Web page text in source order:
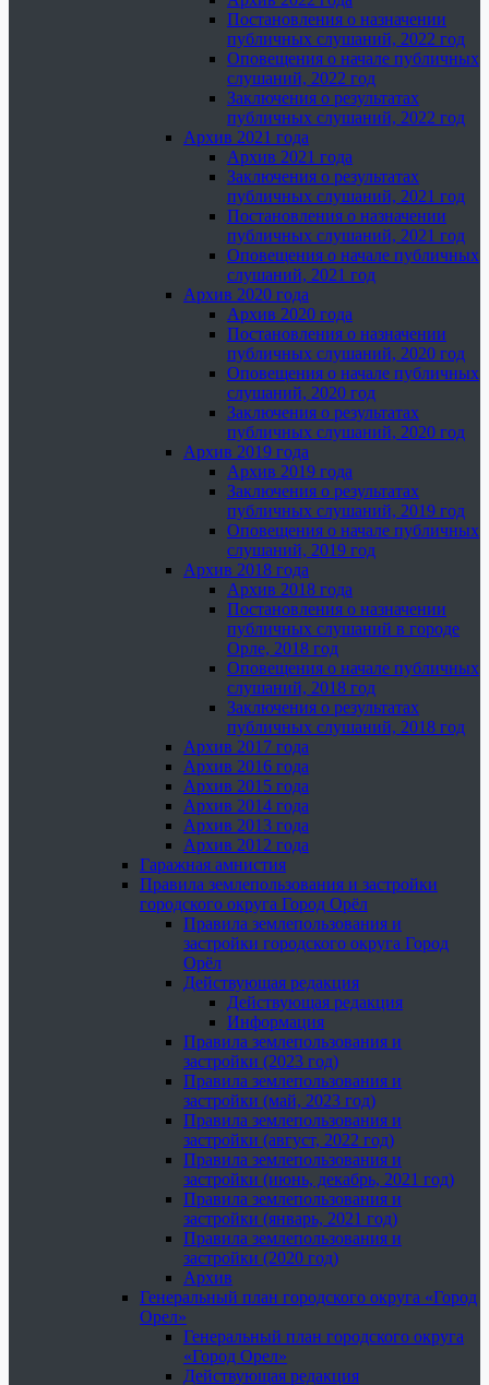
Постановления о назначении
публичных слушаний, 2022 год
Оповещения о начале публичных
слушаний, 2022 год
Заключения о результатах
публичных слушаний, 2022 год
Архив 2021 года
Архив 2021 года
Заключения о результатах
публичных слушаний, 2021 год
Постановления о назначении
публичных слушаний, 2021 год
Оповещения о начале публичных
слушаний, 2021 год
Архив 2020 года
Архив 2020 года
Постановления о назначении
публичных слушаний, 2020 год
Оповещения о начале публичных
слушаний, 2020 год
Заключения о результатах
публичных слушаний, 2020 год
Архив 2019 года
Архив 2019 года
Заключения о результатах
публичных слушаний, 2019 год
Оповещения о начале публичных
слушаний, 2019 год
Архив 2018 года
Архив 2018 года
Постановления о назначении
публичных слушаний в городе
Орле, 2018 год
Оповещения о начале публичных
слушаний, 2018 год
Заключения о результатах
публичных слушаний, 2018 год
Архив 2017 года
Архив 2016 года
Архив 2015 года
Архив 2014 года
Архив 2013 года
Архив 2012 года
Гаражная амнистия
Правила землепользования и застройки
городского округа Город Орёл
Правила землепользования и
застройки городского округа Город
Орёл
Действующая редакция
Действующая редакция
Информация
Правила землепользования и
застройки (2023 год)
Правила землепользования и
застройки (май, 2023 год)
Правила землепользования и
застройки (август, 2022 год)
Правила землепользования и
застройки (июнь, декабрь, 2021 год)
Правила землепользования и
застройки (январь, 2021 год)
Правила землепользования и
застройки (2020 год)
Архив
Генеральный план городского округа «Город
Орел»
Генеральный план городского округа
«Город Орел»
Действующая редакция